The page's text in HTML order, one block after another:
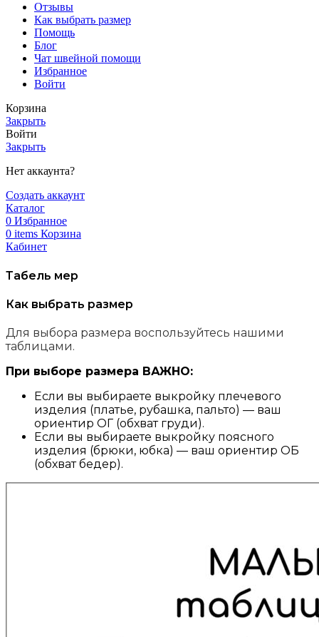
Отзывы
Как выбрать размер
Помощь
Блог
Чат швейной помощи
Избранное
Войти
Корзина
Закрыть
Войти
Закрыть
Нет аккаунта?
Создать аккаунт
Каталог
0 Избранное
0 items Корзина
Кабинет
Табель мер
Как выбрать размер
Для выбора размера воспользуйтесь нашими
таблицами.
При выборе размера ВАЖНО:
Если вы выбираете выкройку плечевого
изделия (платье, рубашка, пальто) — ваш
ориентир ОГ (обхват груди).
Если вы выбираете выкройку поясного
изделия (брюки, юбка) — ваш ориентир ОБ
(обхват бедер).